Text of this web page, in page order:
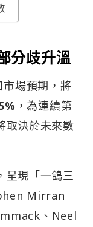
分歧升溫
場預期，將
，為連續第
取決於未來數
呈現「一鴿三
Mirran
、Neel